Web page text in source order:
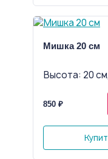
Мишка 20 см
Высота: 20
850 ₽